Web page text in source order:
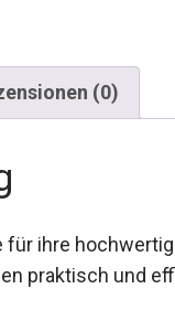
(0)
für ihre
praktisch und